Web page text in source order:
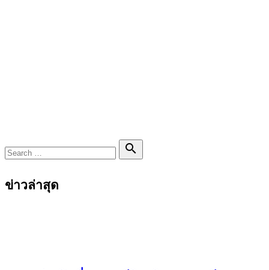
Search

Search
ข่าวล่าสุด